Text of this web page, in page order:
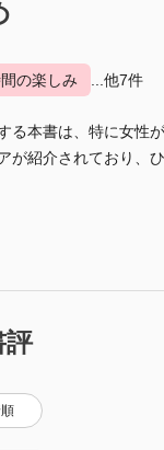
の楽しみ ...他7件
る本書は、特に女性
が紹介されており、
評